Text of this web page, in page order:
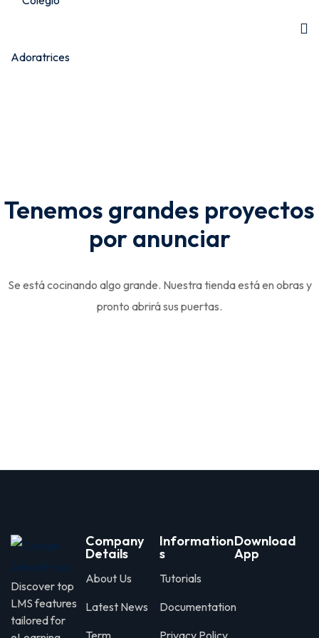
Tenemos grandes proyectos
por anunciar
Se está cocinando algo grande. Nuestra tienda está en obras y
pronto abrirá sus puertas.
Discover top
LMS features
tailored for
Company
Details
About Us
Latest News
Term
Information
s
Tutorials
Documentation
Privacy Policy
Download
App